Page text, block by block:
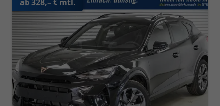
ab 328,– € mtl.